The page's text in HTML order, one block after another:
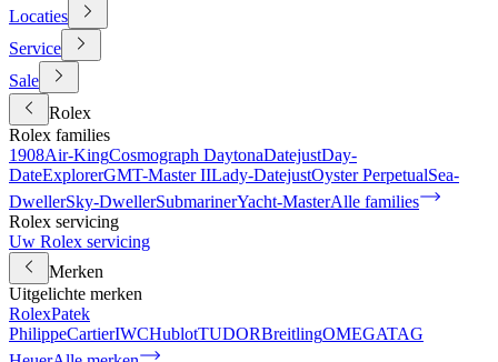
Locaties
Service
Sale
Rolex
Rolex families
1908Air-KingCosmograph DaytonaDatejustDay-
DateExplorerGMT-Master IILady-DatejustOyster PerpetualSea-
DwellerSky-DwellerSubmarinerYacht-MasterAlle families
Rolex servicing
Uw Rolex servicing
Merken
Uitgelichte merken
RolexPatek
PhilippeCartierIWCHublotTUDORBreitlingOMEGATAG